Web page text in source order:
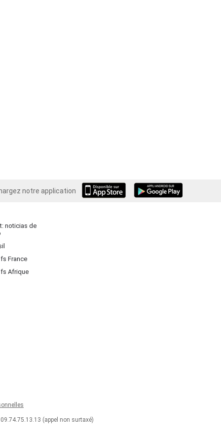
notre application
Android
noticias de
France
Afrique
(appel non surtaxé)